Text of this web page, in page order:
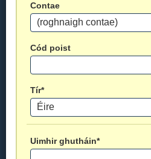
Contae
Cód poist
Tír*
Uimhir ghutháin*